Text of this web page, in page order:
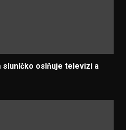
sluníčko oslňuje televizi a